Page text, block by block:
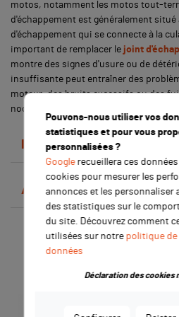
motos, notamment les motos tout-
d'échappement est généralement
d'échappement qui se connecte à la
important de remplacer le joint
montre des signes d'usure ou de
insuffisante peut entraîner des
moteur, des bruits excessifs ou des
nocives.
Détails du produit
Avis clients
Les clients qui
produit ont
Pouvons-nous utiliser vos
statistiques et pour vous
personnalisées ?
Googlerecueillera ces
cookies pour mesurer les
annonces et les personnaliser
des statistiques sur le
du site. Découvrez comment
utilisées sur notre politique
données
Déclaration des cookies